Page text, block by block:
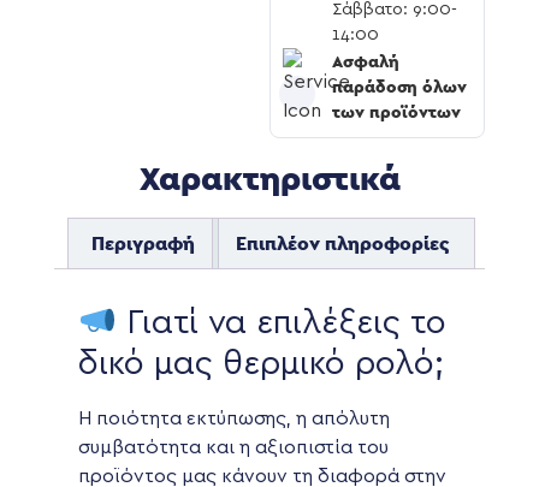
Σάββατο: 9:00-
14:00
Ασφαλή
παράδοση όλων
των προϊόντων
Χαρακτηριστικά
Περιγραφή Επιπλέον πληροφορίες
Γιατί να επιλέξεις το
δικό μας θερμικό ρολό;
Η ποιότητα εκτύπωσης, η απόλυτη
συμβατότητα και η αξιοπιστία του
προϊόντος μας κάνουν τη διαφορά στην